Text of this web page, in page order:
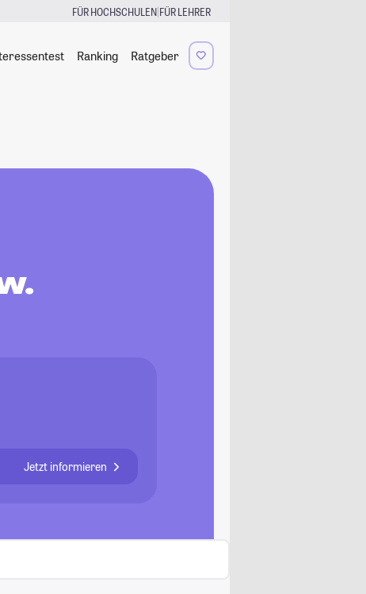
FÜR HOCHSCHULEN|FÜR LEHRER
Ranking Ratgeber
Jetzt informieren